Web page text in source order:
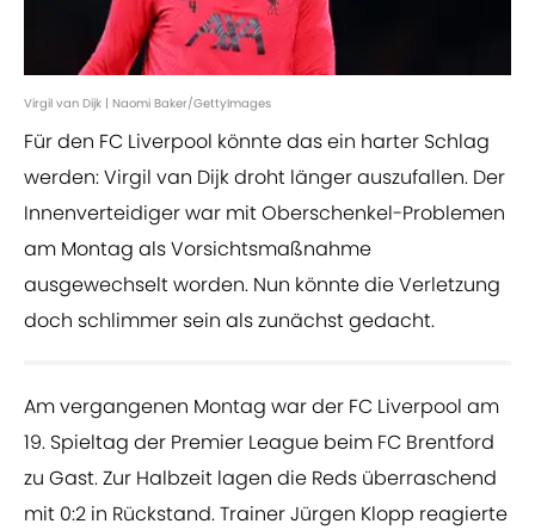
Virgil van Dijk | Naomi Baker/GettyImages
Für den FC Liverpool könnte das ein harter Schlag
werden: Virgil van Dijk droht länger auszufallen. Der
Innenverteidiger war mit Oberschenkel-Problemen
am Montag als Vorsichtsmaßnahme
ausgewechselt worden. Nun könnte die Verletzung
doch schlimmer sein als zunächst gedacht.
Am vergangenen Montag war der FC Liverpool am
19. Spieltag der Premier League beim FC Brentford
zu Gast. Zur Halbzeit lagen die Reds überraschend
mit 0:2 in Rückstand. Trainer Jürgen Klopp reagierte